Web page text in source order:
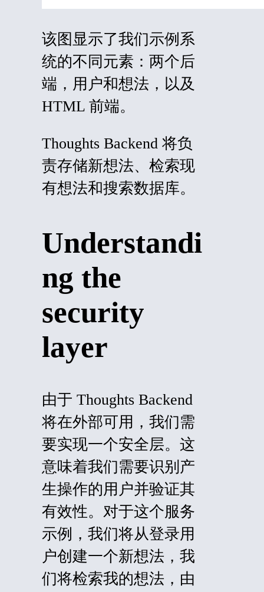
该图显示了我们示例系
统的不同元素：两个后
端，用户和想法，以及
HTML 前端。
Thoughts Backend 将负
责存储新想法、检索现
有想法和搜索数据库。
Understandi
ng the
security
layer
由于 Thoughts Backend
将在外部可用，我们需
要实现一个安全层。这
意味着我们需要识别产
生操作的用户并验证其
有效性。对于这个服务
示例，我们将从登录用
户创建一个新想法，我
们将检索我的想法，由